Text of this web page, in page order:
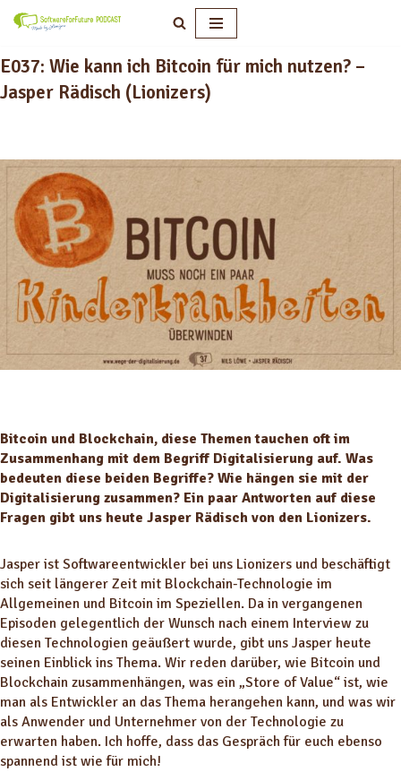
Inhalt
springen
E037: Wie kann ich Bitcoin für mich nutzen? –
Jasper Rädisch (Lionizers)
Bitcoin und Blockchain, diese Themen tauchen oft im
Zusammenhang mit dem Begriff Digitalisierung auf. Was
bedeuten diese beiden Begriffe? Wie hängen sie mit der
Digitalisierung zusammen? Ein paar Antworten auf diese
Fragen gibt uns heute Jasper Rädisch von den Lionizers.
Jasper ist Softwareentwickler bei uns Lionizers und beschäftigt
sich seit längerer Zeit mit Blockchain-Technologie im
Allgemeinen und Bitcoin im Speziellen. Da in vergangenen
Episoden gelegentlich der Wunsch nach einem Interview zu
diesen Technologien geäußert wurde, gibt uns Jasper heute
seinen Einblick ins Thema. Wir reden darüber, wie Bitcoin und
Blockchain zusammenhängen, was ein „Store of Value“ ist, wie
man als Entwickler an das Thema herangehen kann, und was wir
als Anwender und Unternehmer von der Technologie zu
erwarten haben. Ich hoffe, dass das Gespräch für euch ebenso
spannend ist wie für mich!